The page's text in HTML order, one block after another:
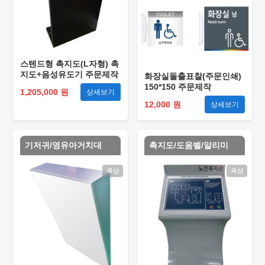
스텐드형 촉지도(L자형) 촉
지도+음성유도기 주문제작
1,205,000 원
상세보기
화장실돌출표찰(주문인쇄)
150*150 주문제작
12,000 원
상세보기
기저귀/영유아거치대
국산
촉지도/도움벨/알리미
국산